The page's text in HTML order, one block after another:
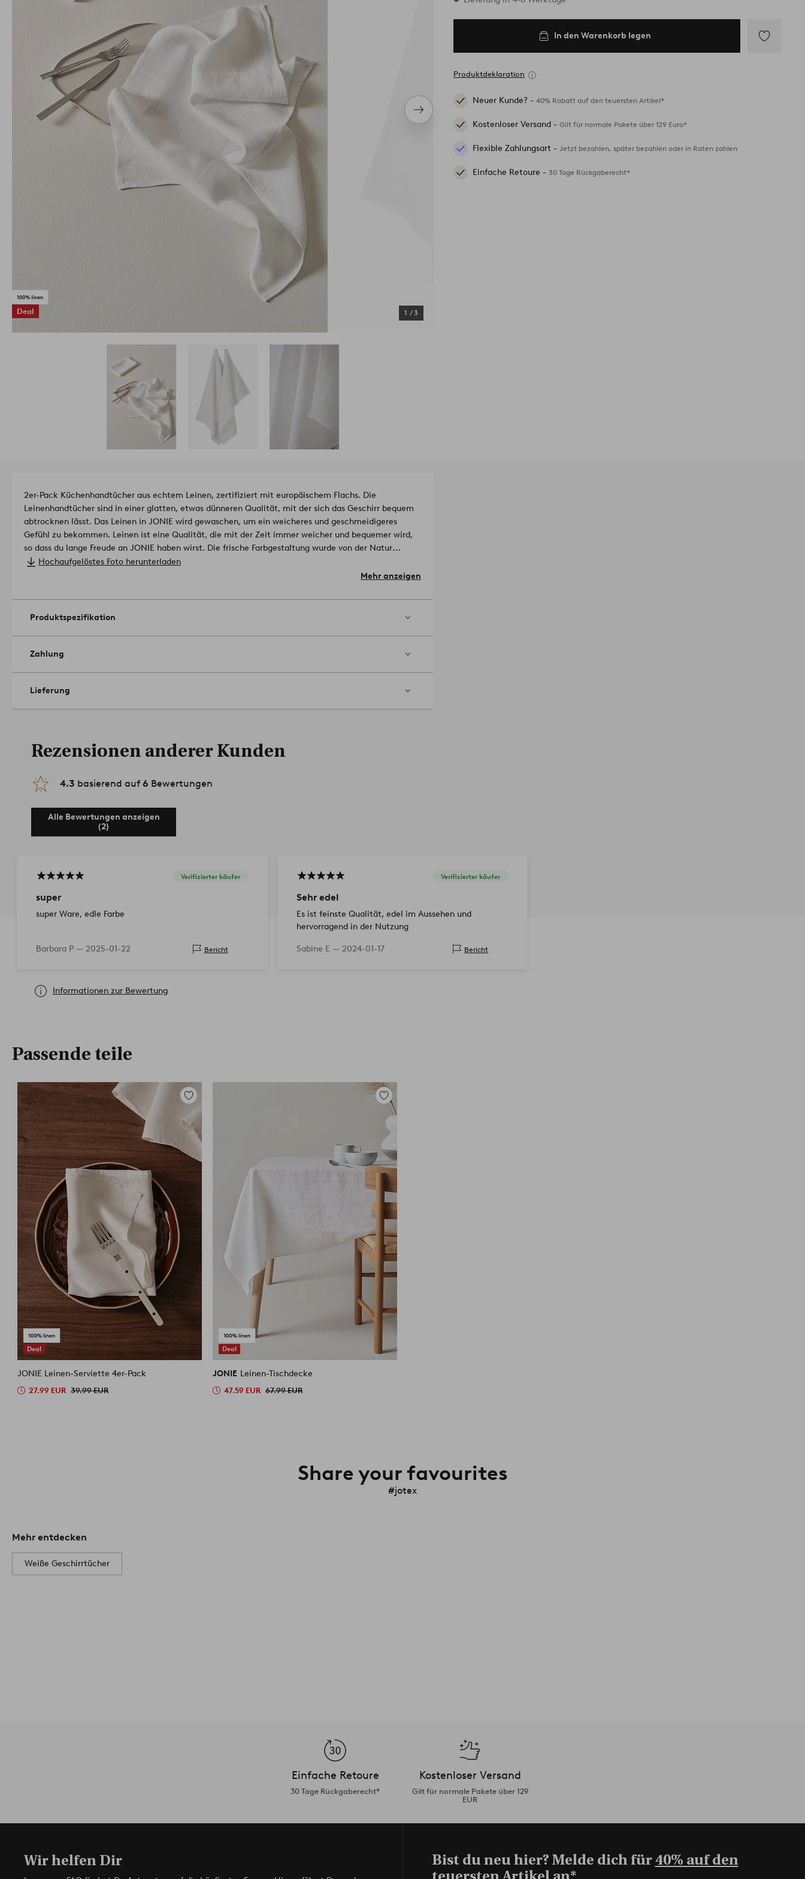
Nächstes
Produkt
Deal 1 /3
In den Warenkorb legen
Produktdeklaration
Neuer Kunde? -40% Rabatt auf den teuersten Artikel*
Kostenloser Versand -Gilt für normale Pakete über 129 Euro*
Flexible Zahlungsart -Jetzt bezahlen, später bezahlen oder in Raten zahlen
Einfache Retoure -30 Tage Rückgaberecht*
2er-Pack Küchenhandtücher aus echtem Leinen, zertifiziert mit europäischem Flachs. Die
Leinenhandtücher sind in einer glatten, etwas dünneren Qualität, mit der sich das Geschirr bequem
abtrocknen lässt. Das Leinen in JONIE wird gewaschen, um ein weicheres und geschmeidigeres
Gefühl zu bekommen. Leinen ist eine Qualität, die mit der Zeit immer weicher und bequemer wird,
so dass du lange Freude an JONIE haben wirst. Die frische Farbgestaltung wurde von der Natur
inspiriert.Leinen mit dem European Flax-Zertifikat, d. h. das Produkt enthält hochwertiges Leinen,
das unter Berücksichtigung des Umweltschutzes angebaut wurde und in der gesamten Lieferkette
Größe: 50 x 70 cm.
Grammgewicht: 160 g/m².
Hochaufgelöstes Foto herunterladen
Mehr anzeigen
Produktspezifikation
Zahlung
Lieferung
Rezensionen anderer Kunden
4.3 basierend auf 6 Bewertungen
Alle Bewertungen anzeigen
(2)
Verifizierter käufer
super
super Ware, edle Farbe
Barbara P — 2025-01-22 Bericht
Verifizierter käufer
Sehr edel
Es ist feinste Qualität, edel im Aussehen und
hervorragend in der Nutzung
Sabine E — 2024-01-17 Bericht
Informationen zur Bewertung
Passende teile
Deal
Zu
hinzufügen
JONIE Leinen-Serviette 4er-Pack
27.99 EUR 39.99 EUR
Deal
Zu
Favoriten
hinzufügen
JONIE Leinen-Tischdecke
47.59 EUR 67.99 EUR
Share your favourites
#jotex
Mehr entdecken
Weiße Geschirrtücher
Einfache Retoure
30 Tage Rückgaberecht*
Kostenloser Versand
Gilt für normale Pakete über 129
EUR
Wir helfen Dir Bist du neu hier? Melde dich für40% auf den